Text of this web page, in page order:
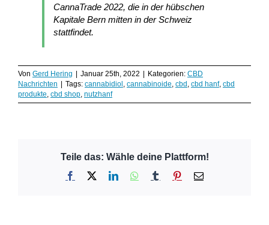
CannaTrade 2022, die in der hübschen
Kapitale Bern mitten in der Schweiz
stattfindet.
Von Gerd Hering | Januar 25th, 2022 | Kategorien: CBD
Nachrichten | Tags: cannabidiol, cannabinoide, cbd, cbd hanf, cbd
produkte, cbd shop, nutzhanf
Teile das: Wähle deine Plattform!
Facebook LinkedInWhatsApp
Tumblr Pinterest
E-